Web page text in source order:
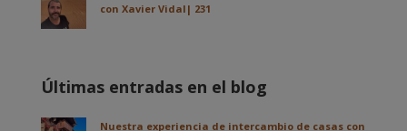
con Xavier Vidal| 231
Últimas entradas en el blog
Nuestra experiencia de intercambio de casas con